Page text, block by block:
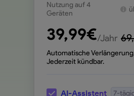
Nutzung auf 4
Geräten
39,99€/Jahr
Automatische
Jederzeit kündbar.
AI-Assistent
7-